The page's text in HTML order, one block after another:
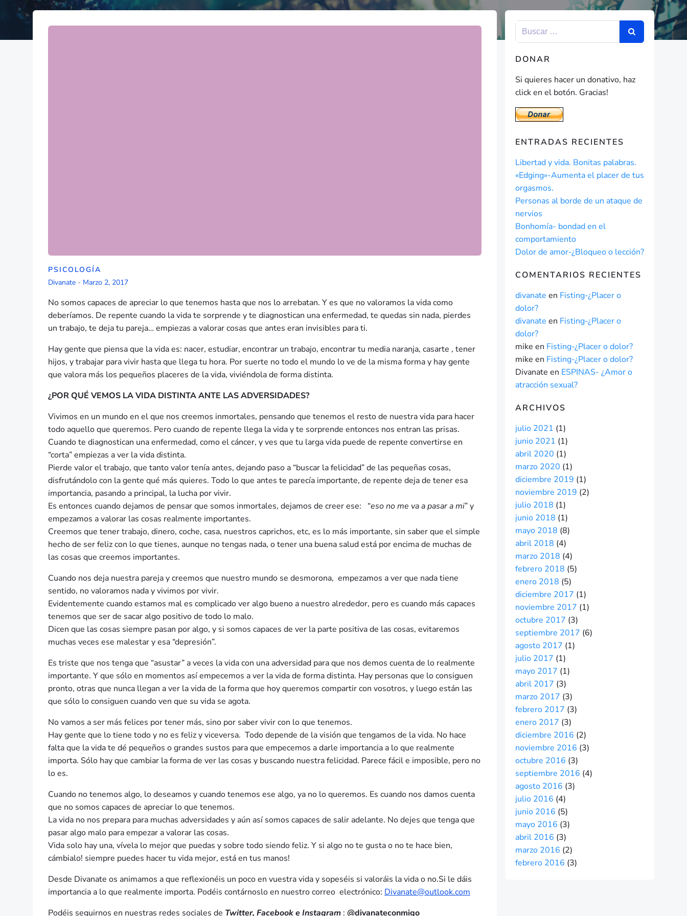
PSICOLOGÍA
Divanate - Marzo 2, 2017
No somos capaces de apreciar lo que tenemos hasta que nos lo arrebatan. Y es que no valoramos la vida como
deberíamos. De repente cuando la vida te sorprende y te diagnostican una enfermedad, te quedas sin nada, pierdes
un trabajo, te deja tu pareja… empiezas a valorar cosas que antes eran invisibles para ti.
Hay gente que piensa que la vida es: nacer, estudiar, encontrar un trabajo, encontrar tu media naranja, casarte , tener
hijos, y trabajar para vivir hasta que llega tu hora. Por suerte no todo el mundo lo ve de la misma forma y hay gente
que valora más los pequeños placeres de la vida, viviéndola de forma distinta.
¿POR QUÉ VEMOS LA VIDA DISTINTA ANTE LAS ADVERSIDADES?
Vivimos en un mundo en el que nos creemos inmortales, pensando que tenemos el resto de nuestra vida para hacer
todo aquello que queremos. Pero cuando de repente llega la vida y te sorprende entonces nos entran las prisas.
Cuando te diagnostican una enfermedad, como el cáncer, y ves que tu larga vida puede de repente convertirse en
“corta” empiezas a ver la vida distinta.
Pierde valor el trabajo, que tanto valor tenía antes, dejando paso a “buscar la felicidad” de las pequeñas cosas,
disfrutándolo con la gente qué más quieres. Todo lo que antes te parecía importante, de repente deja de tener esa
importancia, pasando a principal, la lucha por vivir.
Es entonces cuando dejamos de pensar que somos inmortales, dejamos de creer ese: “eso no me va a pasar a mi” y
empezamos a valorar las cosas realmente importantes.
Creemos que tener trabajo, dinero, coche, casa, nuestros caprichos, etc, es lo más importante, sin saber que el simple
hecho de ser feliz con lo que tienes, aunque no tengas nada, o tener una buena salud está por encima de muchas de
las cosas que creemos importantes.
Cuando nos deja nuestra pareja y creemos que nuestro mundo se desmorona, empezamos a ver que nada tiene
sentido, no valoramos nada y vivimos por vivir.
Evidentemente cuando estamos mal es complicado ver algo bueno a nuestro alrededor, pero es cuando más capaces
tenemos que ser de sacar algo positivo de todo lo malo.
Dicen que las cosas siempre pasan por algo, y si somos capaces de ver la parte positiva de las cosas, evitaremos
muchas veces ese malestar y esa “depresión”.
Es triste que nos tenga que “asustar” a veces la vida con una adversidad para que nos demos cuenta de lo realmente
importante. Y que sólo en momentos así empecemos a ver la vida de forma distinta. Hay personas que lo consiguen
pronto, otras que nunca llegan a ver la vida de la forma que hoy queremos compartir con vosotros, y luego están las
que sólo lo consiguen cuando ven que su vida se agota.
No vamos a ser más felices por tener más, sino por saber vivir con lo que tenemos.
Hay gente que lo tiene todo y no es feliz y viceversa. Todo depende de la visión que tengamos de la vida. No hace
falta que la vida te dé pequeños o grandes sustos para que empecemos a darle importancia a lo que realmente
importa. Sólo hay que cambiar la forma de ver las cosas y buscando nuestra felicidad. Parece fácil e imposible, pero no
lo es.
Cuando no tenemos algo, lo deseamos y cuando tenemos ese algo, ya no lo queremos. Es cuando nos damos cuenta
que no somos capaces de apreciar lo que tenemos.
La vida no nos prepara para muchas adversidades y aún así somos capaces de salir adelante. No dejes que tenga que
pasar algo malo para empezar a valorar las cosas.
Vida solo hay una, vívela lo mejor que puedas y sobre todo siendo feliz. Y si algo no te gusta o no te hace bien,
cámbialo! siempre puedes hacer tu vida mejor, está en tus manos!
Desde Divanate os animamos a que reflexionéis un poco en vuestra vida y sopeséis si valoráis la vida o no.Si le dáis
importancia a lo que realmente importa. Podéis contárnoslo en nuestro correo electrónico: Divanate@outlook.com
Podéis seguirnos en nuestras redes sociales de Twitter, Facebook e Instagram : @divanateconmigo
DONAR
Si quieres hacer un donativo, haz
click en el botón. Gracias!
ENTRADAS RECIENTES
Libertad y vida. Bonitas palabras.
«Edging»-Aumenta el placer de tus
orgasmos.
Personas al borde de un ataque de
nervios
Bonhomía- bondad en el
comportamiento
Dolor de amor-¿Bloqueo o lección?
COMENTARIOS RECIENTES
divanate en Fisting-¿Placer o
dolor?
divanate en Fisting-¿Placer o
dolor?
mike en Fisting-¿Placer o dolor?
mike en Fisting-¿Placer o dolor?
Divanate en ESPINAS- ¿Amor o
atracción sexual?
ARCHIVOS
julio 2021 (1)
junio 2021 (1)
abril 2020 (1)
marzo 2020 (1)
diciembre 2019 (1)
noviembre 2019 (2)
julio 2018 (1)
junio 2018 (1)
mayo 2018 (8)
abril 2018 (4)
marzo 2018 (4)
febrero 2018 (5)
enero 2018 (5)
diciembre 2017 (1)
noviembre 2017 (1)
octubre 2017 (3)
septiembre 2017 (6)
agosto 2017 (1)
julio 2017 (1)
mayo 2017 (1)
abril 2017 (3)
marzo 2017 (3)
febrero 2017 (3)
enero 2017 (3)
diciembre 2016 (2)
noviembre 2016 (3)
octubre 2016 (3)
septiembre 2016 (4)
agosto 2016 (3)
julio 2016 (4)
junio 2016 (5)
mayo 2016 (3)
abril 2016 (3)
marzo 2016 (2)
febrero 2016 (3)